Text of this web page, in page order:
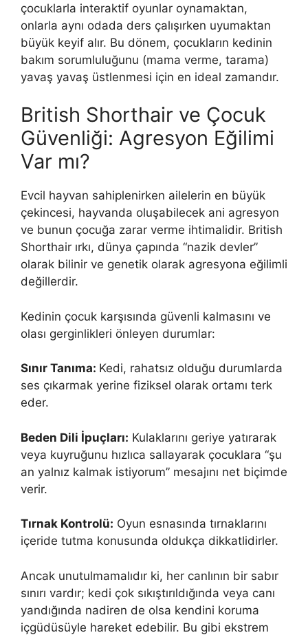
çocuklarla interaktif oyunlar oynamaktan,
onlarla aynı odada ders çalışırken uyumaktan
büyük keyif alır. Bu dönem, çocukların kedinin
bakım sorumluluğunu (mama verme, tarama)
yavaş yavaş üstlenmesi için en ideal zamandır.
British Shorthair ve Çocuk
Güvenliği: Agresyon Eğilimi
Var mı?
Evcil hayvan sahiplenirken ailelerin en büyük
çekincesi, hayvanda oluşabilecek ani agresyon
ve bunun çocuğa zarar verme ihtimalidir. British
Shorthair ırkı, dünya çapında “nazik devler”
olarak bilinir ve genetik olarak agresyona eğilimli
değillerdir.
Kedinin çocuk karşısında güvenli kalmasını ve
olası gerginlikleri önleyen durumlar:
Sınır Tanıma: Kedi, rahatsız olduğu durumlarda
ses çıkarmak yerine fiziksel olarak ortamı terk
eder.
Beden Dili İpuçları: Kulaklarını geriye yatırarak
veya kuyruğunu hızlıca sallayarak çocuklara “şu
an yalnız kalmak istiyorum” mesajını net biçimde
verir.
Tırnak Kontrolü: Oyun esnasında tırnaklarını
içeride tutma konusunda oldukça dikkatlidirler.
Ancak unutulmamalıdır ki, her canlının bir sabır
sınırı vardır; kedi çok sıkıştırıldığında veya canı
yandığında nadiren de olsa kendini koruma
içgüdüsüyle hareket edebilir. Bu gibi ekstrem